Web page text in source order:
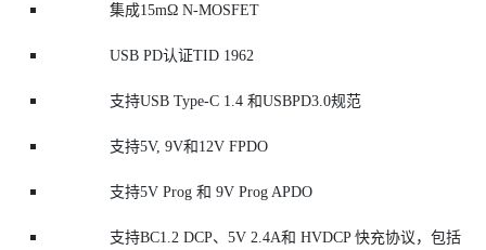
集成15mΩ N-MOSFET
USB PD认证TID 1962
支持USB Type-C 1.4 和USBPD3.0规范
支持5V, 9V和12V FPDO
支持5V Prog 和 9V Prog APDO
支持BC1.2 DCP、5V 2.4A和 HVDCP 快充协议，包括